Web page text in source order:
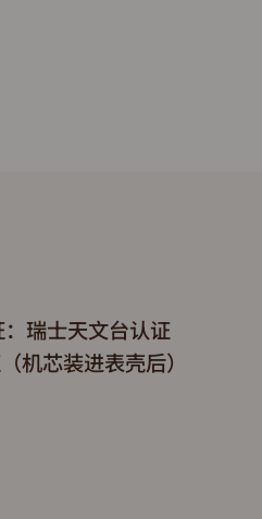
：瑞士天文台认证
机芯装进表壳后）